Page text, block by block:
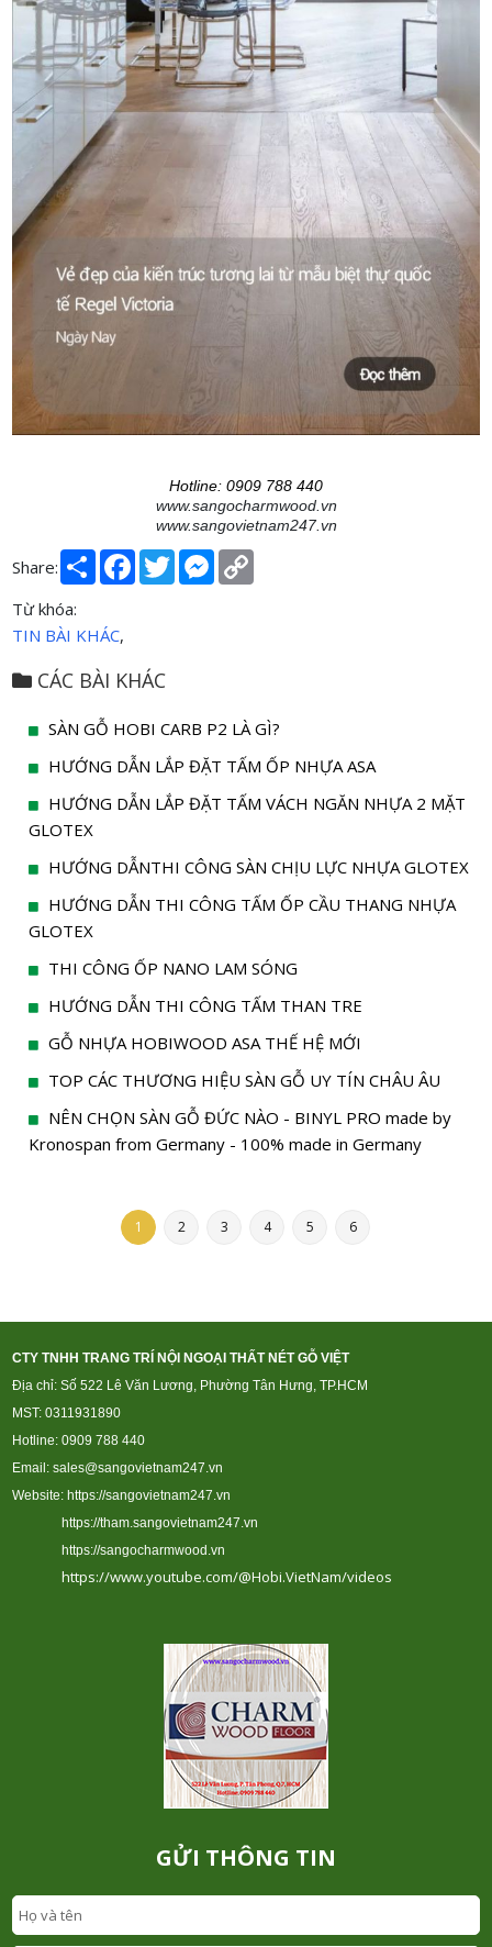
Hotline: 0909 788 440
www.sangocharmwood.vn
www.sangovietnam247.vn
Share: Share Facebook
TwitterMessenger
Từ khóa:
TIN BÀI KHÁC,
CÁC BÀI KHÁC
SÀN GỖ HOBI CARB P2 LÀ GÌ?
HƯỚNG DẪN LẮP ĐẶT TẤM ỐP NHỰA ASA
HƯỚNG DẪN LẮP ĐẶT TẤM VÁCH NGĂN NHỰA 2 MẶT
GLOTEX
HƯỚNG DẪNTHI CÔNG SÀN CHỊU LỰC NHỰA GLOTEX
HƯỚNG DẪN THI CÔNG TẤM ỐP CẦU THANG NHỰA
GLOTEX
THI CÔNG ỐP NANO LAM SÓNG
HƯỚNG DẪN THI CÔNG TẤM THAN TRE
GỖ NHỰA HOBIWOOD ASA THẾ HỆ MỚI
TOP CÁC THƯƠNG HIỆU SÀN GỖ UY TÍN CHÂU ÂU
NÊN CHỌN SÀN GỖ ĐỨC NÀO - BINYL PRO made by
Kronospan from Germany - 100% made in Germany
1 2 3 4 5 6
CTY TNHH TRANG TRÍ NỘI NGOẠI THẤT NÉT GỖ VIỆT
Địa chỉ: Số 522 Lê Văn Lương, Phường Tân Hưng, TP.HCM
MST: 0311931890
Hotline: 0909 788 440
Email: sales@sangovietnam247.vn
Website:https://sangovietnam247.vn
https://tham.sangovietnam247.vn
https://sangocharmwood.vn
https://www.youtube.com/@Hobi.VietNam/videos
GỬI THÔNG TIN